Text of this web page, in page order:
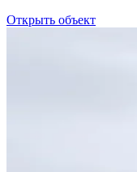
Открыть объект